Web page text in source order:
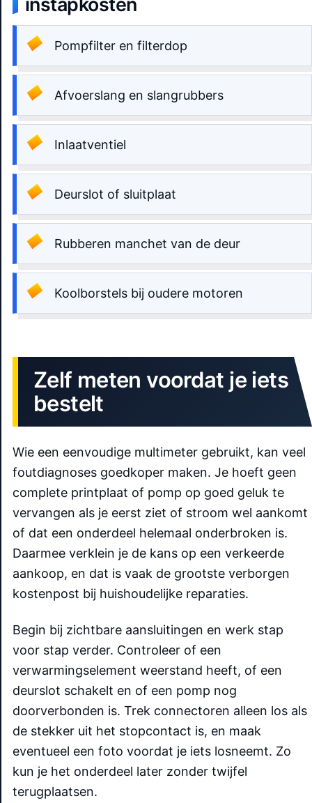
Pompfilter en filterdop
Afvoerslang en slangrubbers
Inlaatventiel
Deurslot of sluitplaat
Rubberen manchet van de deur
Koolborstels bij oudere motoren
Zelf meten voordat je iets
bestelt
Wie een eenvoudige multimeter gebruikt, kan veel
foutdiagnoses goedkoper maken. Je hoeft geen
complete printplaat of pomp op goed geluk te
vervangen als je eerst ziet of stroom wel aankomt
of dat een onderdeel helemaal onderbroken is.
Daarmee verklein je de kans op een verkeerde
aankoop, en dat is vaak de grootste verborgen
kostenpost bij huishoudelijke reparaties.
Begin bij zichtbare aansluitingen en werk stap
voor stap verder. Controleer of een
verwarmingselement weerstand heeft, of een
deurslot schakelt en of een pomp nog
doorverbonden is. Trek connectoren alleen los als
de stekker uit het stopcontact is, en maak
eventueel een foto voordat je iets losneemt. Zo
kun je het onderdeel later zonder twijfel
terugplaatsen.